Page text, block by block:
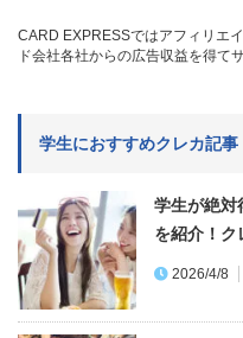
CARD EXPRESSではアフィリエ
ド会社各社からの広告収益を得て
学生におすすめクレカ記事
学生が絶対
を紹介！
2026/4/8